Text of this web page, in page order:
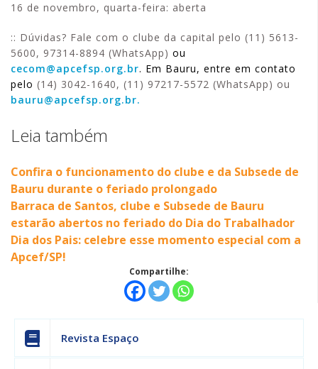
16 de novembro, quarta-feira: aberta
:: Dúvidas? Fale com o clube da capital pelo (11) 5613-
5600, 97314-8894 (WhatsApp) ou
cecom@apcefsp.org.br. Em Bauru, entre em contato
pelo (14) 3042-1640, (11) 97217-5572 (WhatsApp) ou
bauru@apcefsp.org.br.
Leia também
Confira o funcionamento do clube e da Subsede de
Bauru durante o feriado prolongado
Barraca de Santos, clube e Subsede de Bauru
estarão abertos no feriado do Dia do Trabalhador
Dia dos Pais: celebre esse momento especial com a
Apcef/SP!
Compartilhe:
Revista Espaço